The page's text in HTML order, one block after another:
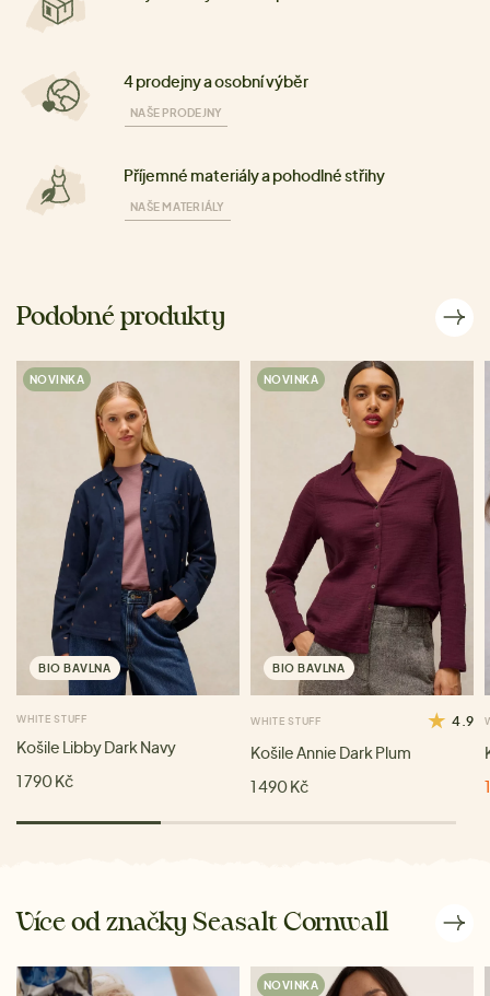
4 prodejny a osobní výběr
NAŠE PRODEJNY
Příjemné materiály a pohodlné střihy
NAŠE MATERIÁLY
Podobné produkty
NOVINKA
BIO BAVLNA
WHITE STUFF
Košile Libby Dark Navy
1 790 Kč
NOVINKA
BIO BAVLNA
WHITE STUFF 4.9
Košile Annie Dark Plum
1 490 Kč
Více od značky Seasalt Cornwall
NOVINKA